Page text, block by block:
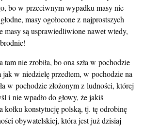
bo w przeciwnym wypadku masy nie
masy ogołocone z najprostszych
masy są usprawiedliwione nawet wtedy,
tam nie zrobiła, bo ona szła w pochodzie
w niedzielę przedtem, w pochodzie na
w pochodzie złożonym z ludności, której
i nie wpadło do głowy, że jakiś
kołku konstytucję polską, tj. tę odrobinę
obywatelskiej, która jest już dzisiaj